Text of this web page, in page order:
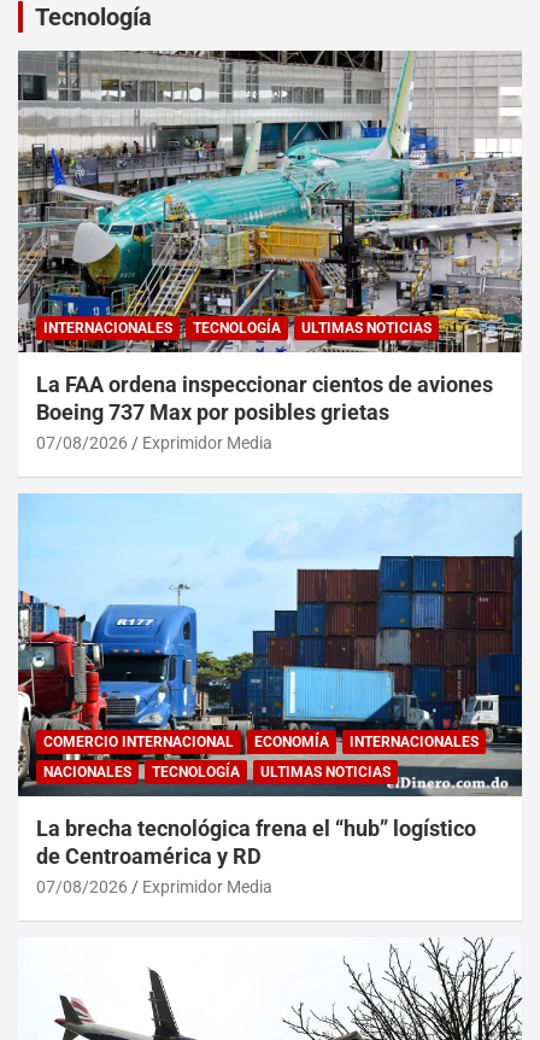
Tecnología
INTERNACIONALES TECNOLOGÍA ULTIMAS NOTICIAS
La FAA ordena inspeccionar cientos de aviones
Boeing 737 Max por posibles grietas
07/08/2026 Exprimidor Media
COMERCIO INTERNACIONAL ECONOMÍA
INTERNACIONALES
NACIONALES
TECNOLOGÍA ULTIMAS NOTICIAS
La brecha tecnológica frena el “hub” logístico
de Centroamérica y RD
07/08/2026 Exprimidor Media